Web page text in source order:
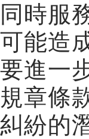
同時服
可能造
要進一
規章條
糾紛的